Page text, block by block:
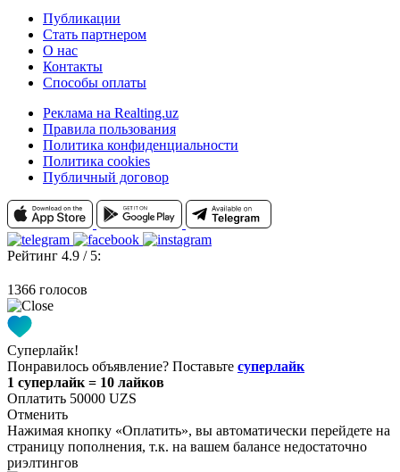
Публикации
Стать партнером
О нас
Контакты
Способы оплаты
Реклама на Realting.uz
Правила пользования
Политика конфиденциальности
Политика cookies
Публичный договор
Рейтинг 4.9 / 5:
1366 голосов
Суперлайк!
Понравилось объявление? Поставьте суперлайк
1 суперлайк = 10 лайков
Оплатить 50000 UZS
Отменить
Нажимая кнопку «Оплатить», вы автоматически перейдете на
страницу пополнения, т.к. на вашем балансе недостаточно
риэлтингов